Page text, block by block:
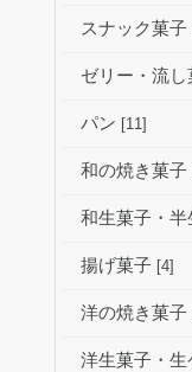
スナック菓子
ゼリー・流し
パン [11]
和の焼き菓子
和生菓子・半
揚げ菓子 [4]
洋の焼き菓子
洋生菓子・生